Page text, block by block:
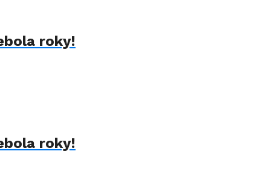
roky!
roky!